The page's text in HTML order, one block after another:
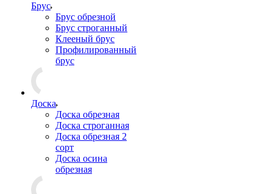
Брус
Брус обрезной
Брус строганный
Клееный брус
Профилированный
брус
Доска
Доска обрезная
Доска строганная
Доска обрезная 2
сорт
Доска осина
обрезная